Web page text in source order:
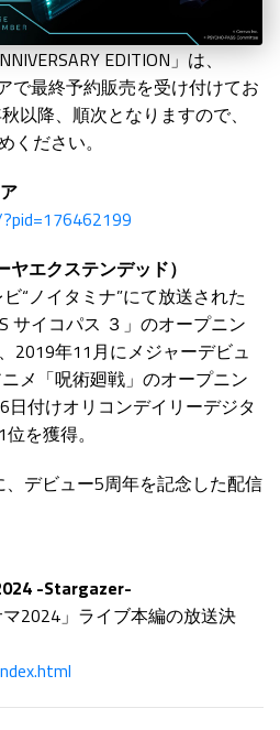
EDITION」は、
で最終予約販売を受け付けてお
以降、順次となりますので、
ください。
エクステンデッド）
“ノイタミナ”にて放送された
サイコパス ３」のオープニン
2019年11月にメジャーデビュ
メ「呪術廻戦」のオープニン
日付けオリコンデイリーデジタ
を獲得。
デビュー5周年を記念した配信
-Stargazer-
2024」ライブ本編の放送決